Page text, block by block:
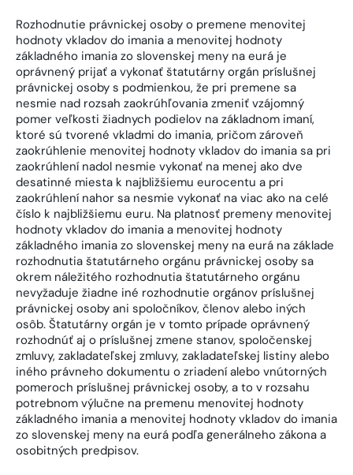
Rozhodnutie právnickej osoby o premene menovitej
hodnoty vkladov do imania a menovitej hodnoty
základného imania zo slovenskej meny na eurá je
oprávnený prijať a vykonať štatutárny orgán príslušnej
právnickej osoby s podmienkou, že pri premene sa
nesmie nad rozsah zaokrúhľovania zmeniť vzájomný
pomer veľkosti žiadnych podielov na základnom imaní,
ktoré sú tvorené vkladmi do imania, pričom zároveň
zaokrúhlenie menovitej hodnoty vkladov do imania sa pri
zaokrúhlení nadol nesmie vykonať na menej ako dve
desatinné miesta k najbližšiemu eurocentu a pri
zaokrúhlení nahor sa nesmie vykonať na viac ako na celé
číslo k najbližšiemu euru. Na platnosť premeny menovitej
hodnoty vkladov do imania a menovitej hodnoty
základného imania zo slovenskej meny na eurá na základe
rozhodnutia štatutárneho orgánu právnickej osoby sa
okrem náležitého rozhodnutia štatutárneho orgánu
nevyžaduje žiadne iné rozhodnutie orgánov príslušnej
právnickej osoby ani spoločníkov, členov alebo iných
osôb. Štatutárny orgán je v tomto prípade oprávnený
rozhodnúť aj o príslušnej zmene stanov, spoločenskej
zmluvy, zakladateľskej zmluvy, zakladateľskej listiny alebo
iného právneho dokumentu o zriadení alebo vnútorných
pomeroch príslušnej právnickej osoby, a to v rozsahu
potrebnom výlučne na premenu menovitej hodnoty
základného imania a menovitej hodnoty vkladov do imania
zo slovenskej meny na eurá podľa generálneho zákona a
osobitných predpisov.